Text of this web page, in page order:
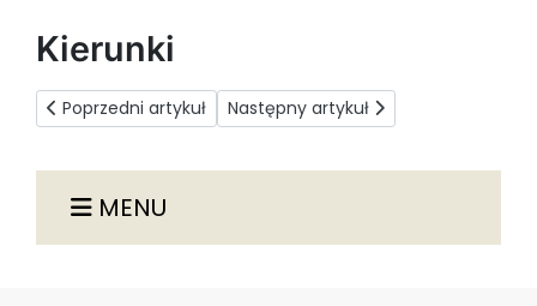
MENU
Kierunki
Poprzedni artykuł: Kierunki
Poprzedni artykuł Następny artykuł: Wydawnictwo ANS
Następny artykuł